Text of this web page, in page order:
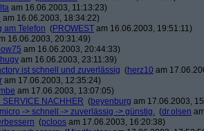
am 16.06.2003, 11:13:23)
am 16.06.2003, 18:34:22)
am Telefon (PROWEST am 16.06.2003, 19:51:11)
16.06.2003, 20:31:49)
am 16.06.2003, 20:44:33)
am 16.06.2003, 23:11:39)
ist schnell und zuverlässig (herz10 am
am 17.06.2003, 12:35:24)
am 17.06.2003, 13:07:05)
SERVICE NACHHER (beyenburg am 17.06.2003,
-> schnell -> zuverlässig -> günstig. (dr.olsen
(pcloos am 17.06.2003, 16:20:38)